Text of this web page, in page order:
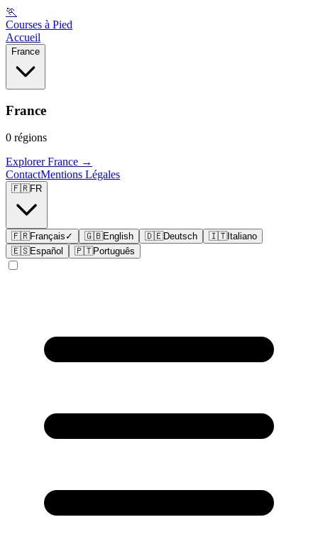
🏃
Courses à Pied
Accueil
France
France
0 régions
Explorer France →
ContactMentions Légales
🇫🇷FR
🇫🇷Français ✓ 🇬🇧English 🇩🇪Deutsch 🇮🇹Italiano
🇪🇸Español 🇵🇹Português